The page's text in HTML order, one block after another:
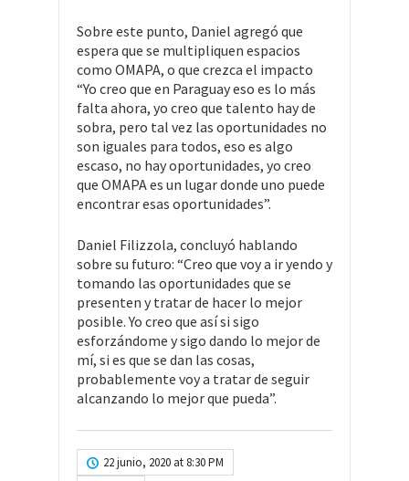
Sobre este punto, Daniel agregó que
espera que se multipliquen espacios
como OMAPA, o que crezca el impacto
“Yo creo que en Paraguay eso es lo más
falta ahora, yo creo que talento hay de
sobra, pero tal vez las oportunidades no
son iguales para todos, eso es algo
escaso, no hay oportunidades, yo creo
que OMAPA es un lugar donde uno puede
encontrar esas oportunidades”.
Daniel Filizzola, concluyó hablando
sobre su futuro: “Creo que voy a ir yendo y
tomando las oportunidades que se
presenten y tratar de hacer lo mejor
posible. Yo creo que así si sigo
esforzándome y sigo dando lo mejor de
mí, si es que se dan las cosas,
probablemente voy a tratar de seguir
alcanzando lo mejor que pueda”.
22 junio, 2020 at 8:30 PM